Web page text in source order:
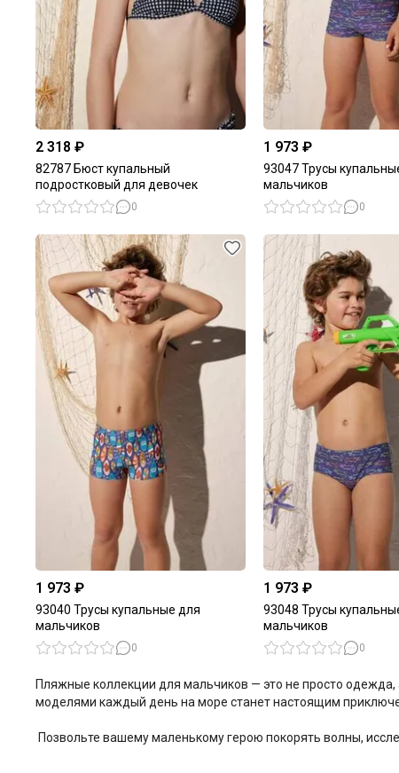
2 318 ₽
82787 Бюст купальный
подростковый для девочек
0
1 973 ₽
93047 Трусы
мальчиков
0
1 973 ₽
93040 Трусы купальные для
мальчиков
0
1 973 ₽
93048 Трусы
мальчиков
0
Пляжные коллекции для мальчиков — это не просто
моделями каждый день на море станет настоящим
Позвольте вашему маленькому герою покорять волны,